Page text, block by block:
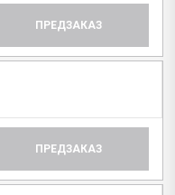
ПРЕДЗАКАЗ
ПРЕДЗАКАЗ